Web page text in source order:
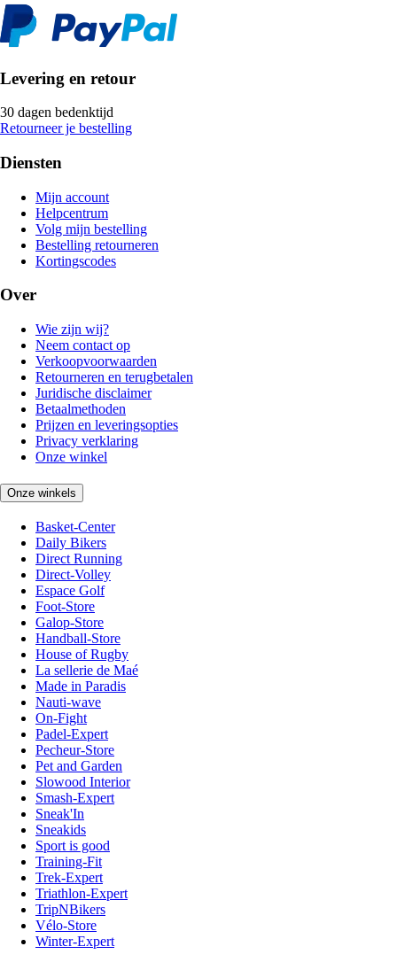
Levering en retour
30 dagen bedenktijd
Retourneer je bestelling
Diensten
Mijn account
Helpcentrum
Volg mijn bestelling
Bestelling retourneren
Kortingscodes
Over
Wie zijn wij?
Neem contact op
Verkoopvoorwaarden
Retourneren en terugbetalen
Juridische disclaimer
Betaalmethoden
Prijzen en leveringsopties
Privacy verklaring
Onze winkel
Onze winkels
Basket-Center
Daily Bikers
Direct Running
Direct-Volley
Espace Golf
Foot-Store
Galop-Store
Handball-Store
House of Rugby
La sellerie de Maé
Made in Paradis
Nauti-wave
On-Fight
Padel-Expert
Pecheur-Store
Pet and Garden
Slowood Interior
Smash-Expert
Sneak'In
Sneakids
Sport is good
Training-Fit
Trek-Expert
Triathlon-Expert
TripNBikers
Vélo-Store
Winter-Expert